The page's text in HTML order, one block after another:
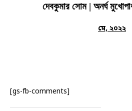
দেবকুমার সোম | অনর্ঘ
মে, ২০২২
[gs-fb-comments]